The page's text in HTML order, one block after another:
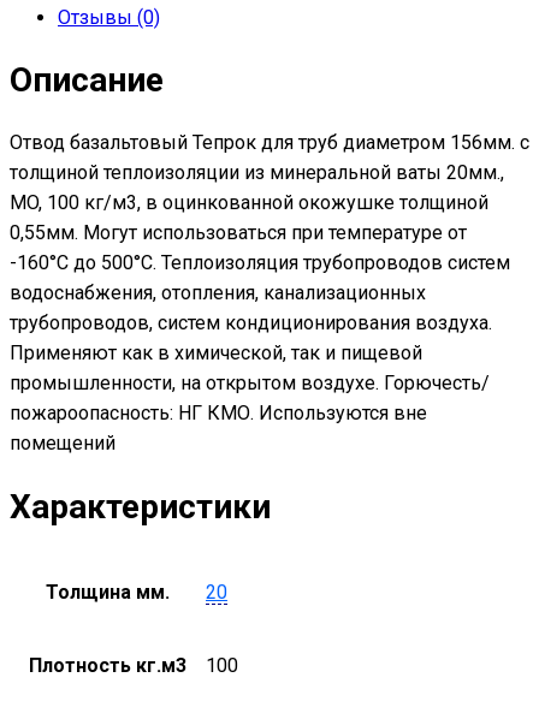
оцинкованной
толщиной
Отзывы (0)
Описание
Отвод базальтовый Тепрок для труб диаметром 156мм. с
толщиной теплоизоляции из минеральной ваты 20мм.,
MO, 100 кг/м3, в оцинкованной окожушке толщиной
0,55мм. Могут использоваться при температуре от
-160°С до 500°С. Теплоизоляция трубопроводов систем
водоснабжения, отопления, канализационных
трубопроводов, систем кондиционирования воздуха.
Применяют как в химической, так и пищевой
промышленности, на открытом воздухе. Горючесть/
пожароопасность: НГ КМО. Используются вне
помещений
Характеристики
Толщина мм. 20
Плотность кг.м3 100